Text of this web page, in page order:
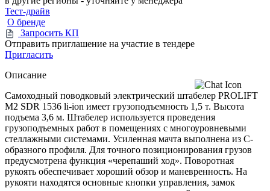
Тест-драйв
О бренде
Запросить КП
Отправить приглашение на участие в тендере
Пригласить
Описание
Самоходный поводковый электрический штабелер PROLIFT
M2 SDR 1536 li-ion имеет грузоподъемность 1,5 т. Высота
подъема 3,6 м. Штабелер используется проведения
грузоподъемных работ в помещениях с многоуровневыми
стеллажными системами. Усиленная мачта выполнена из C-
образного профиля. Для точного позиционирования грузов
предусмотрена функция «черепаший ход». Поворотная
рукоять обеспечивает хороший обзор и маневренность. На
рукояти находятся основные кнопки управления, замок